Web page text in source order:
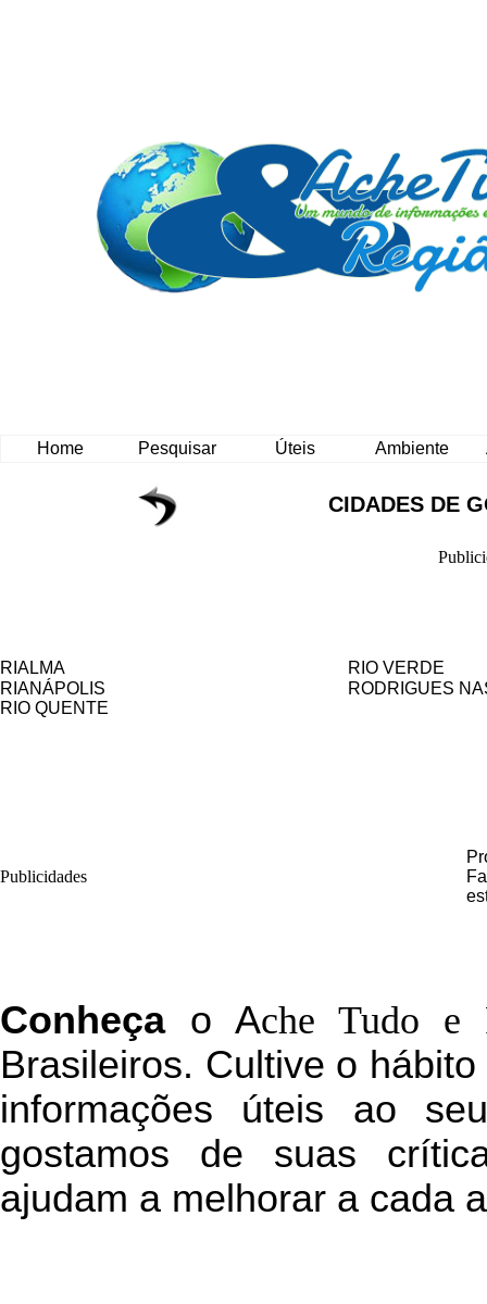
Home Pesquisar Úteis Ambiente
CIDADES DE
RIALMA
RIO VERDE
RIANÁPOLIS
RODRIGUES
RIO QUENTE
Publicidades
Conheçao Ache Tudo e
Brasileiros. Cultive o
informações úteis ao
gostamos de suas
ajudam a melhorar a cada